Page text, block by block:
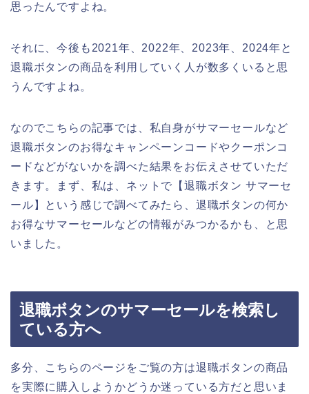
思ったんですよね。
それに、今後も2021年、2022年、2023年、2024年と
退職ボタンの商品を利用していく人が数多くいると思
うんですよね。
なのでこちらの記事では、私自身がサマーセールなど
退職ボタンのお得なキャンペーンコードやクーポンコ
ードなどがないかを調べた結果をお伝えさせていただ
きます。まず、私は、ネットで【退職ボタン サマーセ
ール】という感じで調べてみたら、退職ボタンの何か
お得なサマーセールなどの情報がみつかるかも、と思
いました。
退職ボタンのサマーセールを検索し
ている方へ
多分、こちらのページをご覧の方は退職ボタンの商品
を実際に購入しようかどうか迷っている方だと思いま